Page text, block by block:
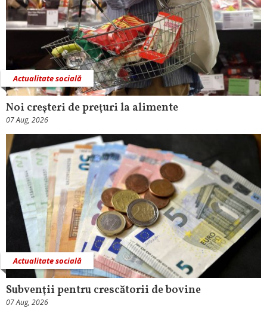
Actualitate socială
Noi creşteri de preţuri la alimente
07 Aug, 2026
Actualitate socială
Subvenţii pentru crescătorii de bovine
07 Aug, 2026